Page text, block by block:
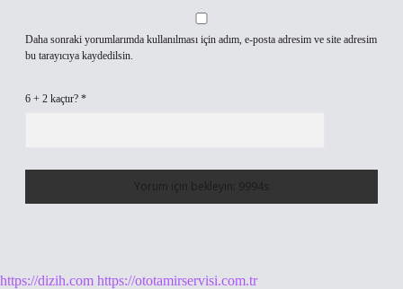
Daha sonraki yorumlarımda kullanılması için adım, e-posta adresim ve site adresim
bu tarayıcıya kaydedilsin.
6 + 2 kaçtır? *
https://dizih.com https://ototamirservisi.com.tr